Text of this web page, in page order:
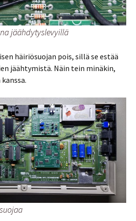
jäähdytyslevyillä
häiriösuojan pois, sillä se estää
jäähtymistä. Näin tein minäkin,